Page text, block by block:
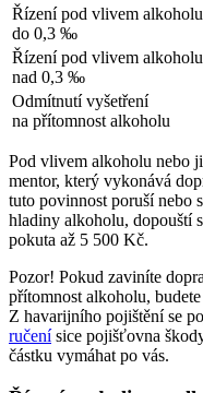
Řízení pod vlivem alkoholu
do 0,3 ‰
Řízení pod vlivem alkoholu
nad 0,3 ‰
Odmítnutí vyšetření
na přítomnost alkoholu
Pod vlivem alkoholu nebo
mentor, který vykonává
tuto povinnost poruší nebo
hladiny alkoholu, dopouští
pokuta až 5 500 Kč.
Pozor! Pokud zaviníte
přítomnost alkoholu, budete
Z havarijního pojištění se
ručenísice pojišťovna
částku vymáhat po vás.